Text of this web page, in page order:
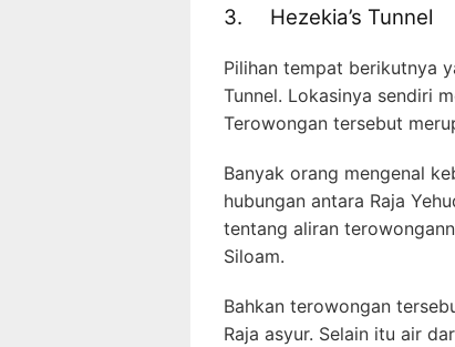
3. Hezekia’s Tunnel
Pilihan tempat berikutnya
Tunnel. Lokasinya sendiri
Terowongan tersebut
Banyak orang mengenal
hubungan antara Raja
tentang aliran
Siloam.
Bahkan terowongan
Raja asyur. Selain itu air